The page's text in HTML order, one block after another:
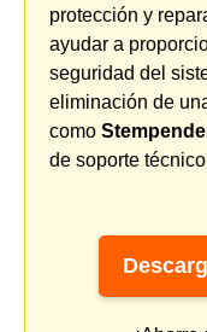
protección y
ayudar a
seguridad del
eliminación de
como
de soporte